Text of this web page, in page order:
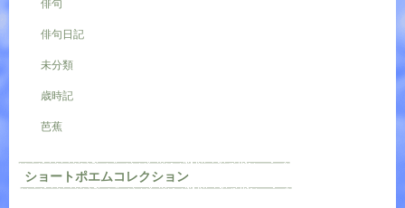
俳句
俳句日記
未分類
歳時記
芭蕉
ショートポエムコレクション